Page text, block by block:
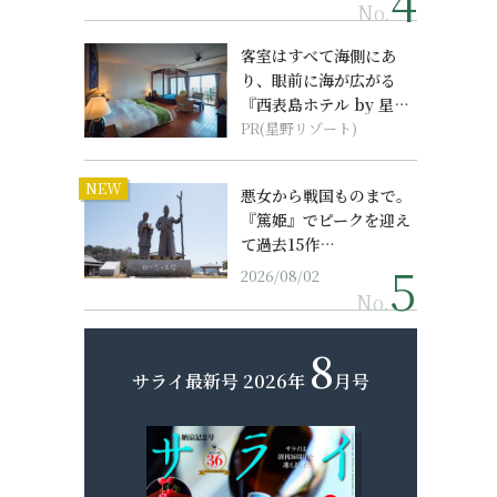
No.
客室はすべて海側にあ
り、眼前に海が広がる
『西表島ホテル by 星野
リゾート』
PR(星野リゾート)
NEW
悪女から戦国ものまで。
『篤姫』でピークを迎え
て過去15作…
2026/08/02
No.
サライ最新号 2026年 8月号